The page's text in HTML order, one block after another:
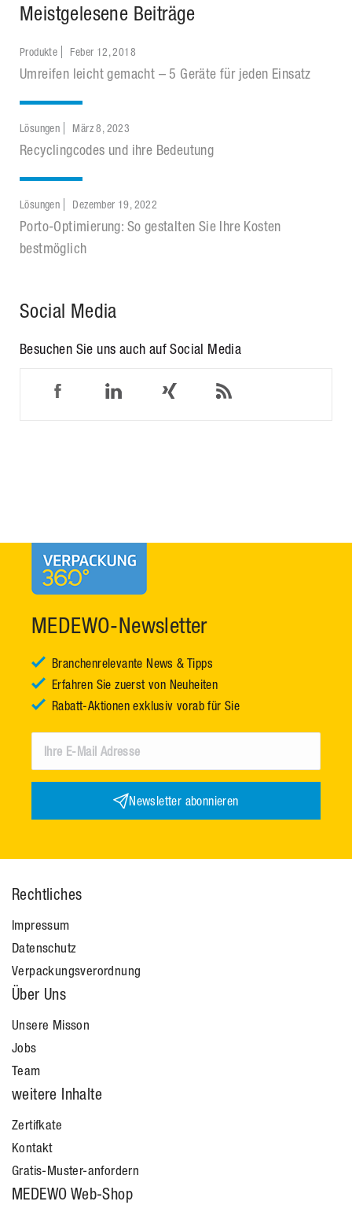
Meistgelesene Beiträge
Produkte Feber 12, 2018
Umreifen leicht gemacht – 5 Geräte für jeden Einsatz
Lösungen März 8, 2023
Recyclingcodes und ihre Bedeutung
Lösungen Dezember 19, 2022
Porto-Optimierung: So gestalten Sie Ihre Kosten
bestmöglich
Social Media
Besuchen Sie uns auch auf Social Media
MEDEWO-Newsletter
Branchenrelevante News & Tipps
Erfahren Sie zuerst von Neuheiten
Rabatt-Aktionen exklusiv vorab für Sie
Newsletter abonnieren
Rechtliches
Impressum
Datenschutz
Verpackungsverordnung
Über Uns
Unsere Misson
Jobs
Team
weitere Inhalte
Zertifkate
Kontakt
Gratis-Muster-anfordern
MEDEWO Web-Shop